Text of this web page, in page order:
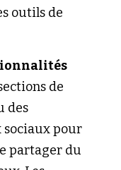
de
des
sociaux pour
partager du